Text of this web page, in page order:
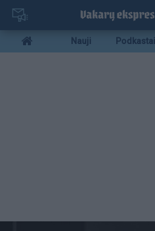
Pereiti
pagrindinį
turinį
Mobile
menu
Nauji Podkastai